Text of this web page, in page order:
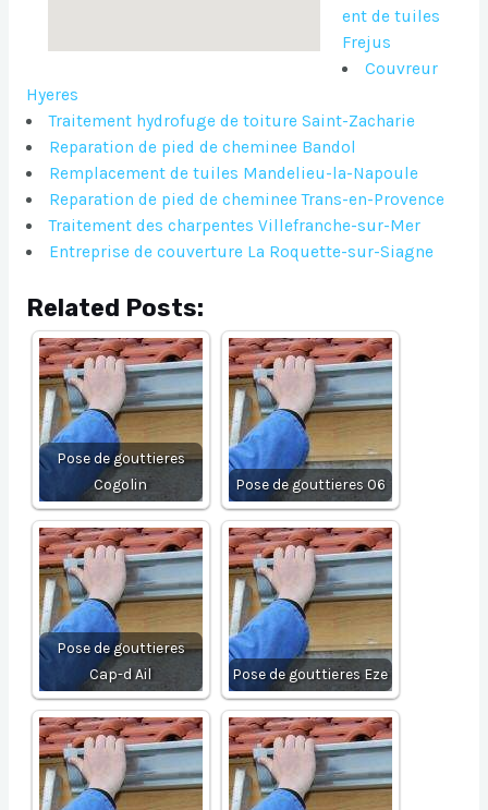
ent de tuiles
Frejus
Couvreur
Hyeres
Traitement hydrofuge de toiture Saint-Zacharie
Reparation de pied de cheminee Bandol
Remplacement de tuiles Mandelieu-la-Napoule
Reparation de pied de cheminee Trans-en-Provence
Traitement des charpentes Villefranche-sur-Mer
Entreprise de couverture La Roquette-sur-Siagne
Related Posts:
Pose de gouttieres
Cogolin
Pose de gouttieres 06
Pose de gouttieres
Cap-d Ail
Pose de gouttieres Eze